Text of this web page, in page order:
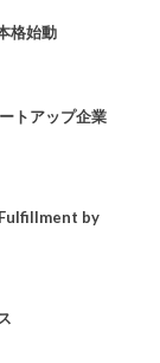
格始動
トアップ企業
Fulfillment by